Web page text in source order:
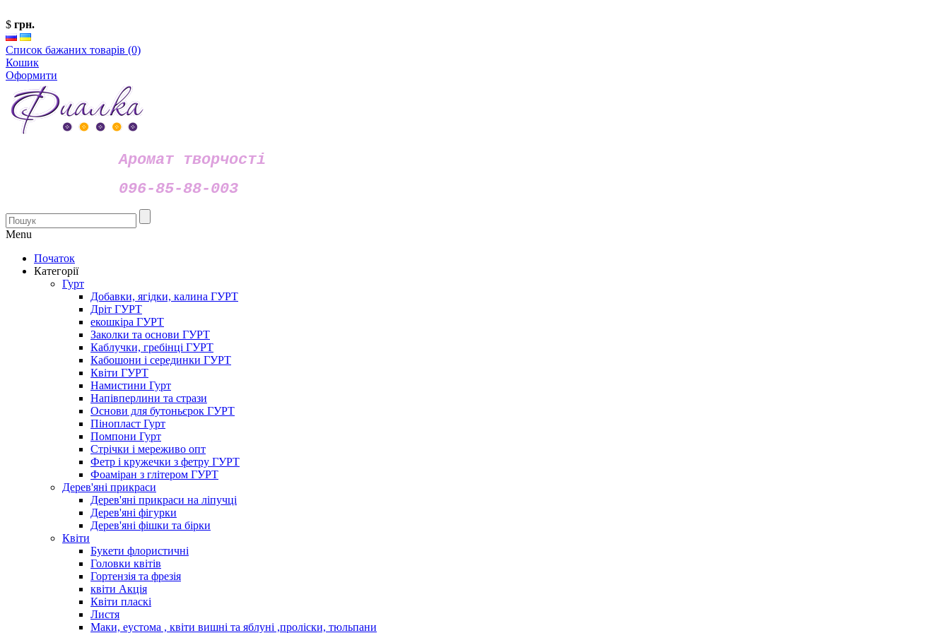
$ грн.
Список бажаних товарів (0)
Кошик
Оформити
Аромат творчості
096-85-88-003
Menu
Початок
Категорії
Гурт
Добавки, ягідки, калина ГУРТ
Дріт ГУРТ
екошкіра ГУРТ
Заколки та основи ГУРТ
Каблучки, гребінці ГУРТ
Кабошони і серединки ГУРТ
Квіти ГУРТ
Намистини Гурт
Напівперлини та стрази
Основи для бутоньєрок ГУРТ
Пінопласт Гурт
Помпони Гурт
Стрічки і мереживо опт
Фетр і кружечки з фетру ГУРТ
Фоаміран з глітером ГУРТ
Дерев'яні прикраси
Дерев'яні прикраси на ліпучці
Дерев'яні фігурки
Дерев'яні фішки та бірки
Квіти
Букети флористичні
Головки квітів
Гортензія та фрезія
квіти Акція
Квіти пласкі
Листя
Маки, еустома , квіти вишні та яблуні ,проліски, тюльпани